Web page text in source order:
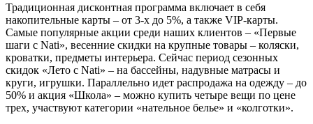
Традиционная дисконтная программа включает в себя
накопительные карты – от 3-х до 5%, а также VIP-карты.
Самые популярные акции среди наших клиентов – «Первые
шаги с Nati», весенние скидки на крупные товары – коляски,
кроватки, предметы интерьера. Сейчас период сезонных
скидок «Лето с Nati» – на бассейны, надувные матрасы и
круги, игрушки. Параллельно идет распродажа на одежду – до
50% и акция «Школа» – можно купить четыре вещи по цене
трех, участвуют категории «нательное белье» и «колготки».